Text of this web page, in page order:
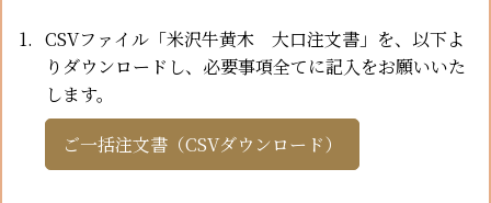
CSVファイル「米沢牛黄木 大口注文書」を、以下よ
りダウンロードし、必要事項全てに記入をお願いいた
します。
ご一括注文書（CSVダウンロード）